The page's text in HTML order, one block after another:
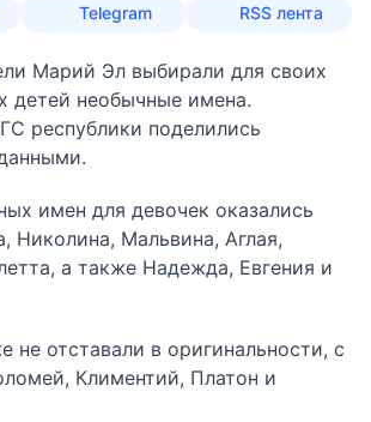
Telegram RSS лента
Марий Эл выбирали для своих
детей необычные имена.
республики поделились
имен для девочек оказались
Николина, Мальвина, Аглая,
а также Надежда, Евгения и
не отставали в оригинальности, с
Климентий, Платон и